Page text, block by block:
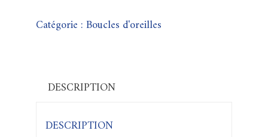
Catégorie :Boucles d'oreilles
DESCRIPTION
DESCRIPTION